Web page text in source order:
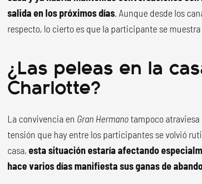
salida en los próximos días. Aunque desde los
respecto, lo cierto es que la participante se
¿Las peleas en la
Charlotte?
La convivencia en Gran Hermanotampoco
tensión que hay entre los participantes se volvió
casa, esta situación estaría afectando
hace varios días manifiesta sus ganas de